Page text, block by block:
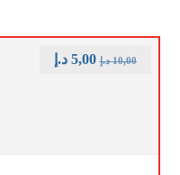
10,00 د.إ 5,00 د.إ